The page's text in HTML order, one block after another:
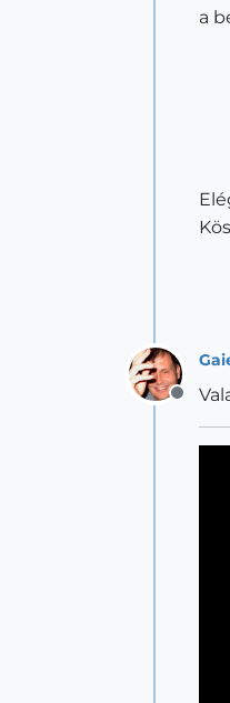
a